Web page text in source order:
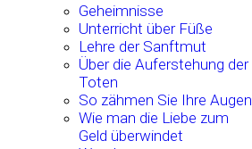
Geheimnisse
Unterricht über Füße
Lehre der Sanftmut
Über die Auferstehung der
Toten
So zähmen Sie Ihre Augen
Wie man die Liebe zum
Geld überwindet